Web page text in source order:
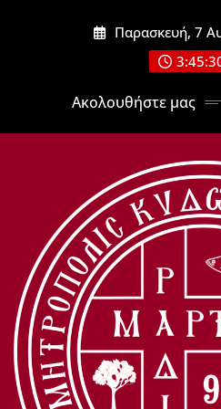
Παρασκευή, 7
Ακολουθήστε μας